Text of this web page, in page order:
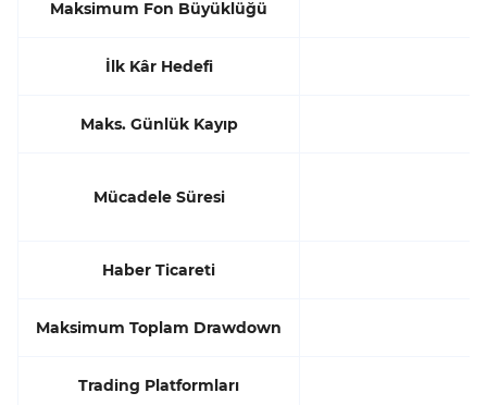
Maksimum Fon Büyüklüğü
İlk Kâr Hedefi
Maks. Günlük Kayıp
Mücadele Süresi
Haber Ticareti
Maksimum Toplam Drawdown
Trading Platformları